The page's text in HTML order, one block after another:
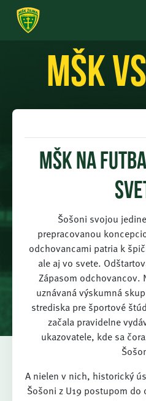
mšk
MŠK na
Šošoni svojou
prepracovanou
odchovancami patria k
ale aj vo svete.
Zápasom odchovancov.
uznávaná výskumná
strediska pre športové
začala pravidelne
ukazovatele, kde sa
A nielen v nich, historický
Šošoni z U19 postupom